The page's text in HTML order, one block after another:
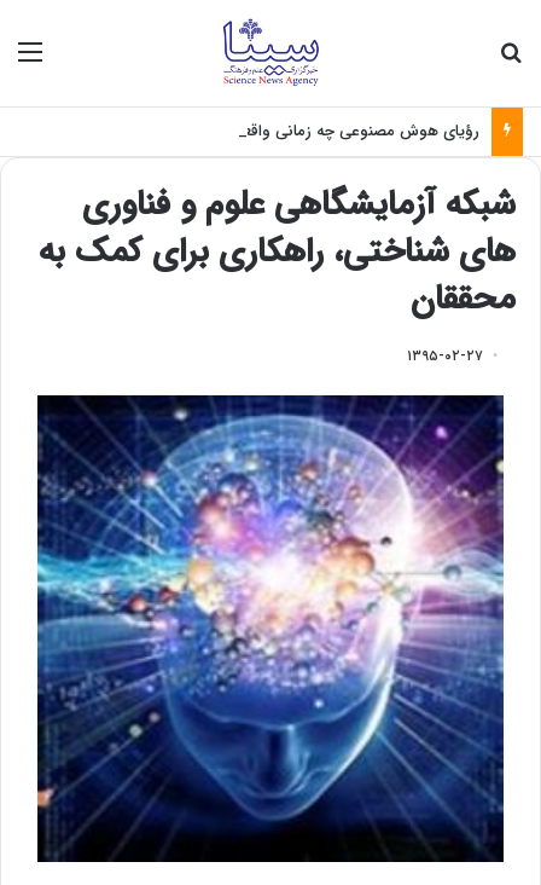
رؤیای هوش مصنوعی چه زمانی واقعی می‌شود؟
شبکه آزمایشگاهی علوم و فناوری
های شناختی، راهکاری برای کمک به
محققان
۱۳۹۵-۰۲-۲۷